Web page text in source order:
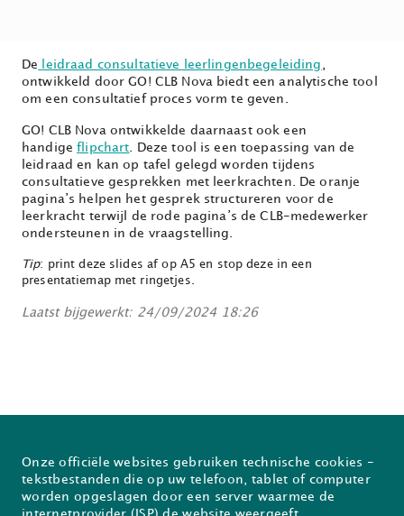
De leidraad consultatieve leerlingenbegeleiding
ontwikkeld door GO! CLB Nova biedt een analytische tool
om een consultatief proces vorm te geven.
GO! CLB Nova ontwikkelde daarnaast ook een
handigeflipchart . Deze tool is een toepassing van de
leidraad en kan op tafel gelegd worden tijdens
consultatieve gesprekken met leerkrachten. De oranje
pagina’s helpen het gesprek structureren voor de
leerkracht terwijl de rode pagina’s de CLB-medewerker
ondersteunen in de vraagstelling.
Tip: print deze slides af op A5 en stop deze in een
presentatiemap met ringetjes.
Laatst bijgewerkt: 24/09/2024 18:26
Over Prodia
Nieuwsflash
FAQ
Inschrijven voor de Prodiabrief
Onze officiële websites gebruiken technische cookies -
tekstbestanden die op uw telefoon, tablet of computer
worden opgeslagen door een server waarmee de